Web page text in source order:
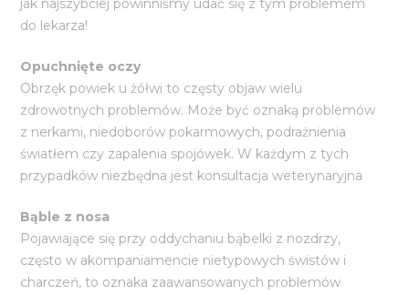
jak najszybciej powinniśmy udać się z tym problemem
do lekarza!
Opuchnięte oczy
Obrzęk powiek u żółwi to częsty objaw wielu
zdrowotnych problemów. Może być oznaką problemów
z nerkami, niedoborów pokarmowych, podrażnienia
światłem czy zapalenia spojówek. W każdym z tych
przypadków niezbędna jest konsultacja weterynaryjna
Bąble z nosa
Pojawiające się przy oddychaniu bąbelki z nozdrzy,
często w akompaniamencie nietypowych świstów i
charczeń, to oznaka zaawansowanych problemów